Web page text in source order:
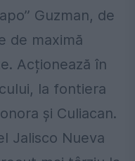
Guzman, de
de maximă
Acționează în
la fontiera
și Culiacan.
Jalisco Nueva